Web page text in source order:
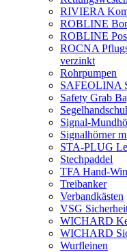
RIVIERA
ROBLINE
ROBLINE
ROCNA
verzinkt
Rohrpumpen
SAFEOLINA
Safety Grab
Signal-
Signalhörner
STA-PLUG
Stechpaddel
TFA Hand-
Treibanker
Verbandkästen
VSG
WICHARD
WICHARD
Wurfleinen